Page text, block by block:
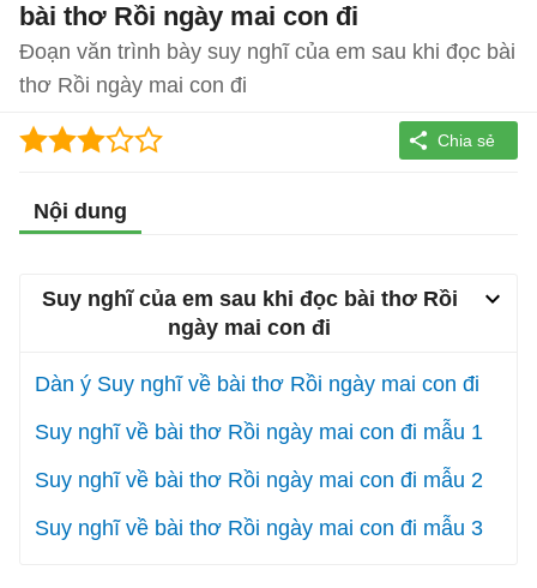
bài thơ Rồi ngày mai con đi
Đoạn văn trình bày suy nghĩ của em sau khi đọc bài
thơ Rồi ngày mai con đi
Nội dung
Suy nghĩ của em sau khi đọc bài thơ Rồi
ngày mai con đi
Dàn ý Suy nghĩ về bài thơ Rồi ngày mai con đi
Suy nghĩ về bài thơ Rồi ngày mai con đi mẫu 1
Suy nghĩ về bài thơ Rồi ngày mai con đi mẫu 2
Suy nghĩ về bài thơ Rồi ngày mai con đi mẫu 3